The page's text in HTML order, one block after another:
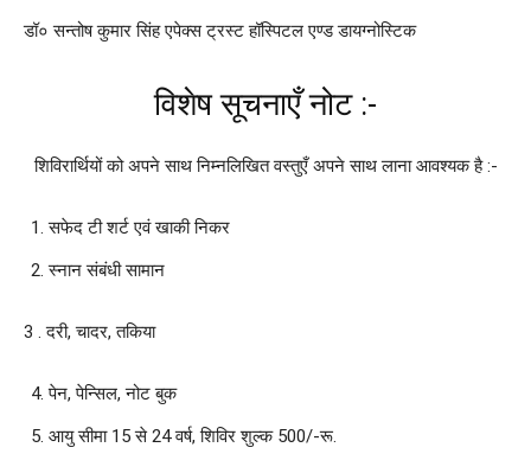
डॉ० सन्तोष कुमार सिंह एपेक्स ट्रस्ट हॉस्पिटल एण्ड डायग्नोस्टिक
विशेष सूचनाएँ नोट :-
शिविरार्थियों को अपने साथ निम्नलिखित वस्तुएँ अपने साथ लाना आवश्यक है :-
सफेद टी शर्ट एवं खाकी निकर
स्नान संबंधी सामान
3 . दरी, चादर, तकिया
पेन, पेन्सिल, नोट बुक
आयु सीमा 15 से 24 वर्ष, शिविर शुल्क 500/-रू.